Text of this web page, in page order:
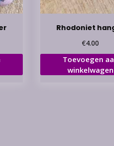
Rhodoniet
€4.00
Toevoegen
winkelwagen